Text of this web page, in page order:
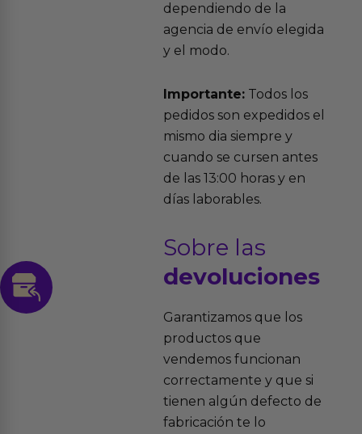
dependiendo de la
agencia de envío elegida
y el modo.
Importante:Todos los
pedidos son expedidos el
mismo dia siempre y
cuando se cursen antes
de las 13:00 horas y en
días laborables.
Sobre las
devoluciones
Garantizamos que los
productos que
vendemos funcionan
correctamente y que si
tienen algún defecto de
fabricación te lo